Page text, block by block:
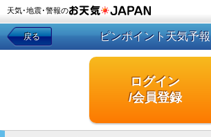
天気･地震･警報の
戻る ピンポイント天気予報
ログイン
/会員登録